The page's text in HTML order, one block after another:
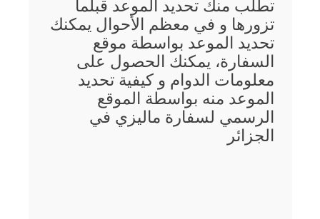
تطلب منك تحديد الموعد قبلما
تزورها و في معظم الأحوال يمكنك
تحديد الموعد بواسطة موقع
السفارة، يمكنك الحصول على
معلومات الدوام و كيفية تحديد
الموعد منه بواسطة الموقع
الرسمي لسفارة ماليزي في
الجزائر